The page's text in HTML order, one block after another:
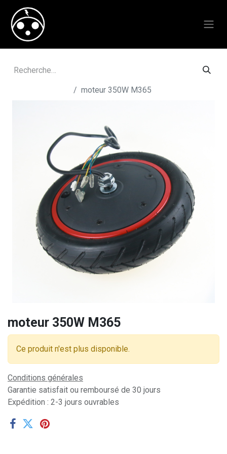
moteur 350W M365
moteur 350W M365
Ce produit n'est plus disponible.
Conditions générales
Garantie satisfait ou remboursé de 30 jours
Expédition : 2-3 jours ouvrables